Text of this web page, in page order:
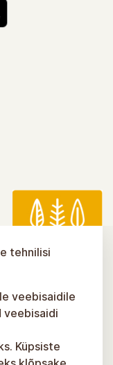
tehnilisi
veebisaidile
veebisaidi
Küpsiste